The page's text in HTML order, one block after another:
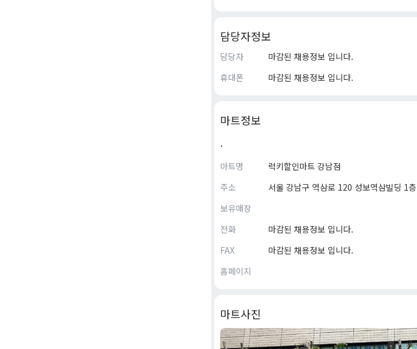
담당자정보
담당자
마감된 채용정보 입니다.
휴대폰
마감된 채용정보 입니다.
마트정보
.
마트명
럭키할인마트 강남점
주소
서울 강남구 역삼로 120 성보역삼빌딩 1층
보유매장
전화
마감된 채용정보 입니다.
FAX
마감된 채용정보 입니다.
홈페이지
마트사진